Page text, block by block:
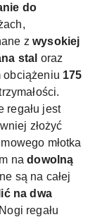
do
zwysokiej
stal oraz
obciążeniu 175
regału jest
złożyć
młotka
nadowolną
są na całej
na dwa
regału